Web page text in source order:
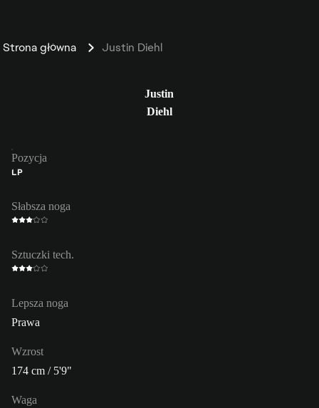
Strona główna Justin Diehl
Justin
Diehl
Pozycja
LP
Słabsza noga
Sztuczki tech.
Lepsza noga
Prawa
Wzrost
174 cm / 5'9"
Waga